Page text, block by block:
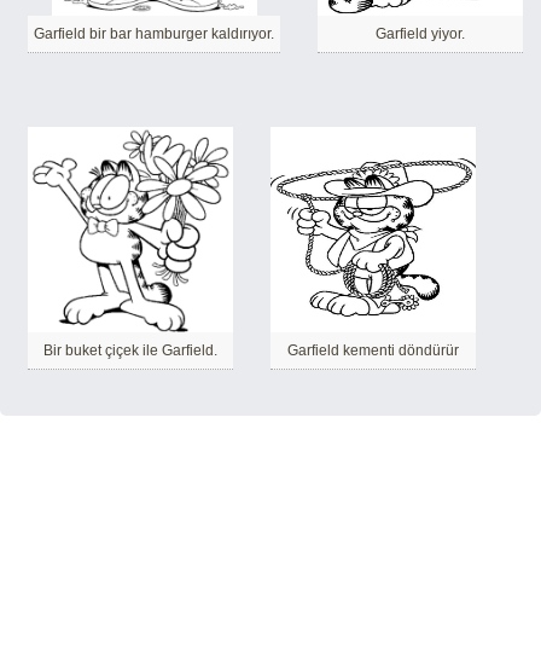
Garfield bir bar hamburger kaldırıyor. Garfield yiyor.
Bir buket çiçek ile Garfield. Garfield kementi döndürür